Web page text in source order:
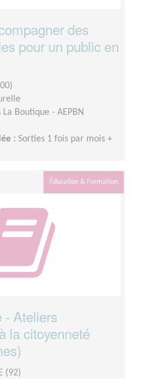
des
pour un public en
La Boutique - AEPBN
: Sorties 1 fois par mois +
Éducation & Formation
- Ateliers
la citoyenneté
(92)